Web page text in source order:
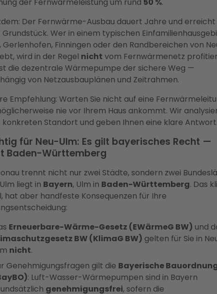
der Fernwärmeleistung um rund 50 %.
Der Fernwärme-Ausbau dauert Jahre und
Grundstück. Wer in einem typischen
Gerlenhofen, Finningen oder den Randbereichen von
wird in der Regel nicht vom Fernwärmenetz
die dezentrale Wärmepumpe der sichere Weg —
von Netzausbauplänen und Zeitrahmen.
Empfehlung: Warten Sie nicht auf eine
nie vor Ihrem Haus ankommt. Wir
konkreten Standort und geben Ihnen eine klare
für Neu-Ulm: Es gilt bayerisches Recht —
Baden-Württemberg
trennt nicht nur zwei Städte, sondern zwei
liegt in Bayern, Ulm in Baden-Württemberg. Das
hat aber handfeste Konsequenzen für Ihre
Erneuerbare-Wärme-Gesetz (EWärmeG BW) und
BW (KlimaG BW) gelten für Sie in
nicht.
Genehmigungsfragen gilt die Bayerische
: Luft-Wasser-Wärmepumpen sind in Bayern
genehmigungsfrei, sofern die